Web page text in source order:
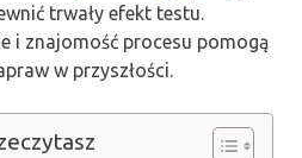
trwały efekt testu.
i znajomość procesu pomogą
w przyszłości.